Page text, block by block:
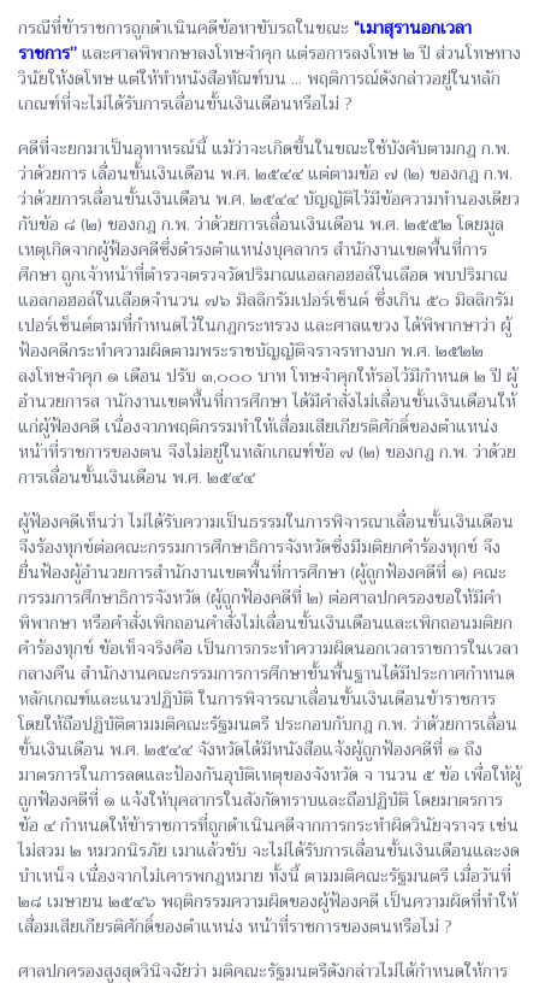
กรณีที่ข้าราชการถูกดำเนินคดีข้อหาขับรถในขณะ “เมาสุรานอกเวลา
ราชการ”และศาลพิพากษาลงโทษจำคุก แต่รอการลงโทษ ๒ ปี ส่วนโทษทาง
วินัยให้งดโทษ แต่ให้ทำหนังสือทัณฑ์บน ... พฤติการณ์ดังกล่าวอยู่ในหลัก
เกณฑ์ที่จะไม่ได้รับการเลื่อนขั้นเงินเดือนหรือไม่ ?
คดีที่จะยกมาเป็นอุทาหรณ์นี้ แม้ว่าจะเกิดขึ้นในขณะใช้บังคับตามกฎ ก.พ.
ว่าด้วยการ เลื่อนขั้นเงินเดือน พ.ศ. ๒๕๔๔ แต่ตามข้อ ๗ (๒) ของกฎ ก.พ.
ว่าด้วยการเลื่อนขั้นเงินเดือน พ.ศ. ๒๕๔๔ บัญญัติไว้มีข้อความทำนองเดียว
กับข้อ ๘ (๒) ของกฎ ก.พ. ว่าด้วยการเลื่อนเงินเดือน พ.ศ. ๒๕๕๒ โดยมูล
เหตุเกิดจากผู้ฟ้องคดีซึ่งดำรงตำแหน่งบุคลากร สำนักงานเขตพื้นที่การ
ศึกษา ถูกเจ้าหน้าที่ตำรวจตรวจวัดปริมาณแอลกอฮอล์ในเลือด พบปริมาณ
แอลกอฮอล์ในเลือดจำนวน ๗๖ มิลลิกรัมเปอร์เซ็นต์ ซึ่งเกิน ๕๐ มิลลิกรัม
เปอร์เซ็นต์ตามที่กำหนดไว้ในกฎกระทรวง และศาลแขวง ได้พิพากษาว่า ผู้
ฟ้องคดีกระทำความผิดตามพระราชบัญญัติจราจรทางบก พ.ศ. ๒๕๒๒
ลงโทษจำคุก ๑ เดือน ปรับ ๓,๐๐๐ บาท โทษจำคุกให้รอไว้มีกำหนด ๒ ปี ผู้
อำนวยการส านักงานเขตพื้นที่การศึกษา ได้มีคำสั่งไม่เลื่อนขั้นเงินเดือนให้
แก่ผู้ฟ้องคดี เนื่องจากพฤติกรรมทำให้เสื่อมเสียเกียรติศักดิ์ของตำแหน่ง
หน้าที่ราชการของตน จึงไม่อยู่ในหลักเกณฑ์ข้อ ๗ (๒) ของกฎ ก.พ. ว่าด้วย
การเลื่อนขั้นเงินเดือน พ.ศ. ๒๕๔๔
ผู้ฟ้องคดีเห็นว่า ไม่ได้รับความเป็นธรรมในการพิจารณาเลื่อนขั้นเงินเดือน
จึงร้องทุกข์ต่อคณะกรรมการศึกษาธิการจังหวัดซึ่งมีมติยกคำร้องทุกข์ จึง
ยื่นฟ้องผู้อำนวยการสำนักงานเขตพื้นที่การศึกษา (ผู้ถูกฟ้องคดีที่ ๑) คณะ
กรรมการศึกษาธิการจังหวัด (ผู้ถูกฟ้องคดีที่ ๒) ต่อศาลปกครองขอให้มีคำ
พิพากษา หรือคำสั่งเพิกถอนคำสั่งไม่เลื่อนขั้นเงินเดือนและเพิกถอนมติยก
คำร้องทุกข์ ข้อเท็จจริงคือ เป็นการกระทำความผิดนอกเวลาราชการในเวลา
กลางคืน สำนักงานคณะกรรมการการศึกษาขั้นพื้นฐานได้มีประกาศกำหนด
หลักเกณฑ์และแนวปฏิบัติ ในการพิจารณาเลื่อนขั้นเงินเดือนข้าราชการ
โดยให้ถือปฏิบัติตามมติคณะรัฐมนตรี ประกอบกับกฎ ก.พ. ว่าด้วยการเลื่อน
ขั้นเงินเดือน พ.ศ. ๒๕๔๔ จังหวัดได้มีหนังสือแจ้งผู้ถูกฟ้องคดีที่ ๑ ถึง
มาตรการในการลดและป้องกันอุบัติเหตุของจังหวัด จ านวน ๕ ข้อ เพื่อให้ผู้
ถูกฟ้องคดีที่ ๑ แจ้งให้บุคลากรในสังกัดทราบและถือปฏิบัติ โดยมาตรการ
ข้อ ๔ กำหนดให้ข้าราชการที่ถูกดำเนินคดีจากการกระทำผิดวินัยจราจร เช่น
ไม่สวม ๒ หมวกนิรภัย เมาแล้วขับ จะไม่ได้รับการเลื่อนขั้นเงินเดือนและงด
บำเหน็จ เนื่องจากไม่เคารพกฎหมาย ทั้งนี้ ตามมติคณะรัฐมนตรี เมื่อวันที่
๒๘ เมษายน ๒๕๔๖ พฤติกรรมความผิดของผู้ฟ้องคดี เป็นความผิดที่ทำให้
เสื่อมเสียเกียรติศักดิ์ของตำแหน่ง หน้าที่ราชการของตนหรือไม่ ?
ศาลปกครองสูงสุดวินิจฉัยว่า มติคณะรัฐมนตรีดังกล่าวไม่ได้กำหนดให้การ